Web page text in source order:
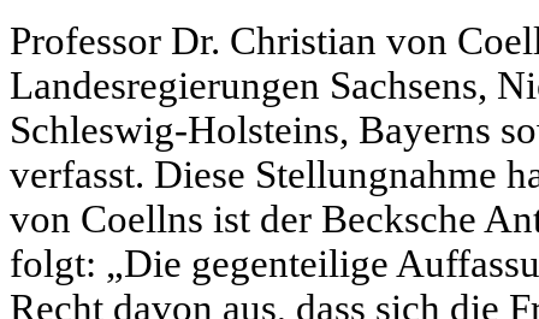
Professor Dr. Christian von
Landesregierungen Sachsens,
Schleswig-Holsteins, Bayerns
verfasst. Diese Stellungnahme
von Coellns ist der Becksche
folgt: „Die gegenteilige
Recht davon aus, dass sich die